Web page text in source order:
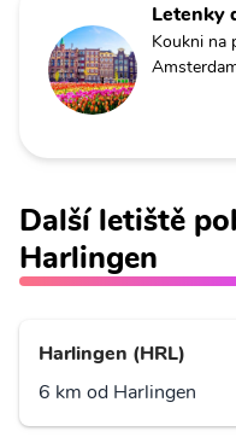
Letenky
Koukni na
Další letiště
Harlingen
Harlingen (HRL)
6 km od Harlingen